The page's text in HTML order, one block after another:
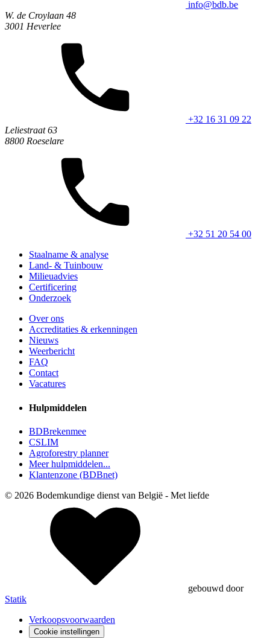
info@bdb.be
W. de Croylaan 48
3001 Heverlee
+32 16 31 09 22
Leliestraat 63
8800 Roeselare
+32 51 20 54 00
Staalname & analyse
Land- & Tuinbouw
Milieuadvies
Certificering
Onderzoek
Over ons
Accreditaties & erkenningen
Nieuws
Weerbericht
FAQ
Contact
Vacatures
Hulpmiddelen
BDBrekenmee
CSLIM
Agroforestry planner
Meer hulpmiddelen...
Klantenzone (BDBnet)
© 2026 Bodemkundige dienst van België - Met liefde
gebouwd door
Statik
Verkoopsvoorwaarden
Cookie instellingen